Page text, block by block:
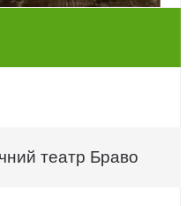
театр Браво